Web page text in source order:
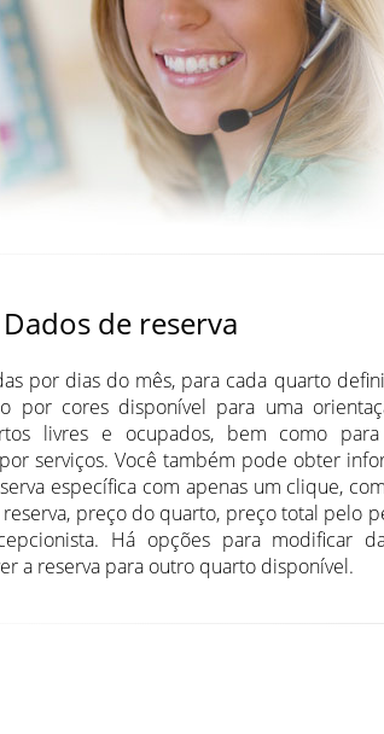
Dados de reserva
por dias do mês, para cada quarto
por cores disponível para uma
livres e ocupados, bem como para
serviços. Você também pode obter
específica com apenas um clique,
preço do quarto, preço total pelo
Há opções para modificar
a reserva para outro quarto disponível.